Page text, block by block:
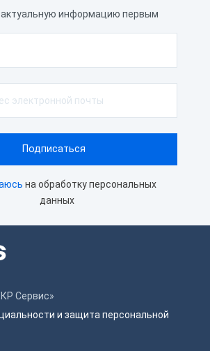
актуальную информацию первым
на обработку персональных
данных
Сервис»
и защита персональной